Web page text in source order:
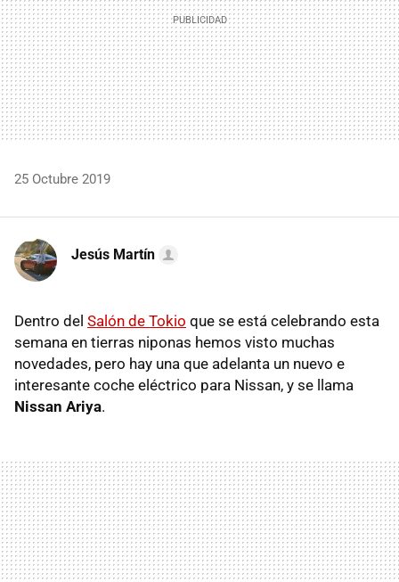
25 Octubre 2019
Jesús Martín
Dentro del Salón de Tokio que se está celebrando esta
semana en tierras niponas hemos visto muchas
novedades, pero hay una que adelanta un nuevo e
interesante coche eléctrico para Nissan, y se llama
Nissan Ariya.